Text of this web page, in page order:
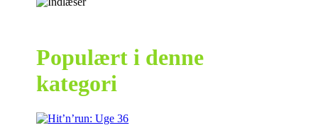
Populært i denne
kategori